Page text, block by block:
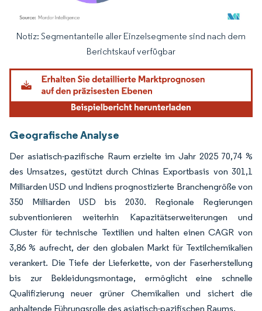
Bild © Mordor Intelligence. Wiederverwendung erfordert Namensnennung
Notiz: Segmentanteile aller Einzelsegmente sind nach dem
Berichtskauf verfügbar
Geografische Analyse
Der asiatisch-pazifische Raum erzielte im Jahr 2025 70,74 %
des Umsatzes, gestützt durch Chinas Exportbasis von 301,1
Milliarden USD und Indiens prognostizierte Branchengröße von
350 Milliarden USD bis 2030. Regionale Regierungen
subventionieren weiterhin Kapazitätserweiterungen und
Cluster für technische Textilien und halten einen CAGR von
3,86 % aufrecht, der den globalen Markt für Textilchemikalien
verankert. Die Tiefe der Lieferkette, von der Faserherstellung
bis zur Bekleidungsmontage, ermöglicht eine schnelle
Qualifizierung neuer grüner Chemikalien und sichert die
anhaltende Führungsrolle des asiatisch-pazifischen Raums.